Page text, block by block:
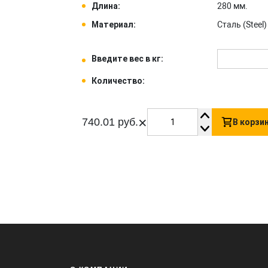
Длина:
280 мм.
Материал:
Сталь (Steel) .
Введите вес в кг:
Количество:
740.01 руб.× В